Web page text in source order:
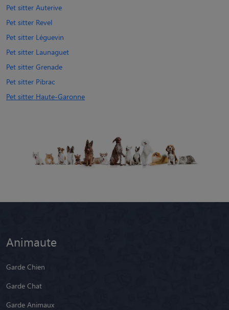
Pet sitter Auterive
Pet sitter Revel
Pet sitter Léguevin
Pet sitter Launaguet
Pet sitter Grenade
Pet sitter Pibrac
Pet sitter Haute-Garonne
Animaute
Garde Chien
Garde Chat
Garde Animaux